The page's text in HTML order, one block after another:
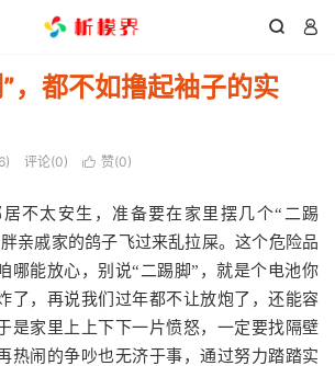
 
，都不如撸起袖子的实
) 评论(0)  赞(0)
不太安生，准备要在家里摆几个“二踢
亲戚家的鸽子飞过来乱拉屎。这个危险品
哪能放心，别说“二踢脚”，就是个电池你
了，再说我们过年都不让放炮了，还能容
是家里上上下下一片愤怒，一定要找隔壁
热闹的争吵也无济于事，通过努力踏踏实